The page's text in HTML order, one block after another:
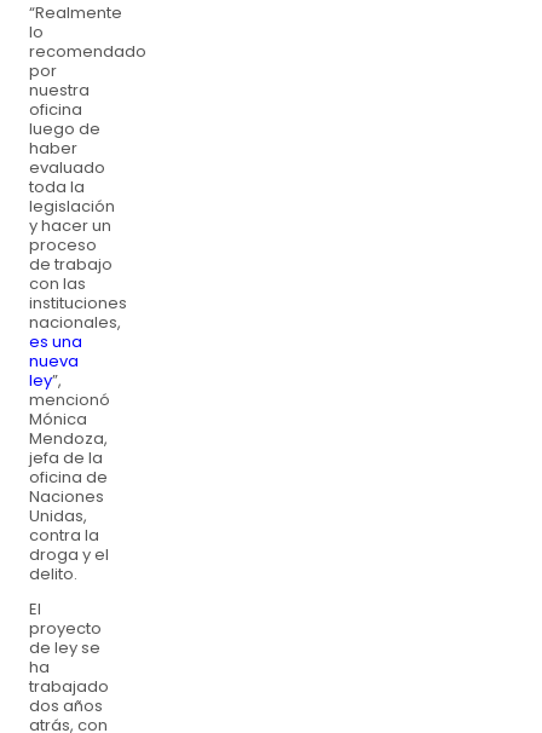
“Realmente
lo
recomendado
por
nuestra
oficina
luego de
haber
evaluado
toda la
legislación
y hacer un
proceso
de trabajo
con las
instituciones
nacionales,
es una
nueva
ley”,
mencionó
Mónica
Mendoza,
jefa de la
oficina de
Naciones
Unidas,
contra la
droga y el
delito.
El
proyecto
de ley se
ha
trabajado
dos años
atrás, con